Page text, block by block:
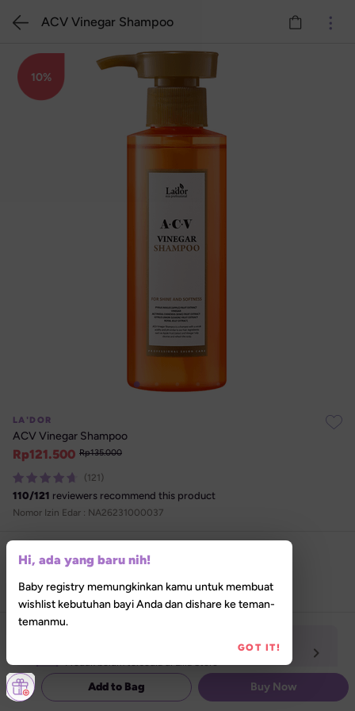
10%
LA'DOR
ACV Vinegar Shampoo
Rp121.500 Rp135.000
(121)
110/121 reviewers recommend this product
Nomor Izin Edar : NA26231000037
ACV Vinegar Shampoo
Add to Bag Buy Now
Hi, ada yang baru nih!
Baby registry memungkinkan kamu untuk membuat
wishlist kebutuhan bayi Anda dan dishare ke teman-
temanmu.
GOT IT!